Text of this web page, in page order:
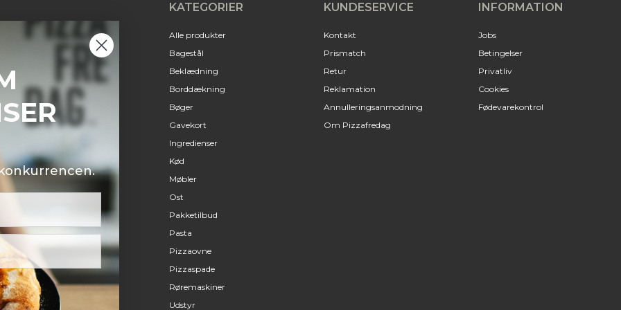
KATEGORIER
Alle produkter
Bagestål
Beklædning
Borddækning
Bøger
Gavekort
Ingredienser
Kød
Møbler
Ost
Pakketilbud
Pasta
Pizzaovne
Pizzaspade
Røremaskiner
Udstyr
KUNDESERVICE
Kontakt
Prismatch
Retur
Reklamation
Annulleringsanmodning
Om Pizzafredag
INFORMATION
Jobs
Betingelser
Privatliv
Cookies
Fødevarekontrol